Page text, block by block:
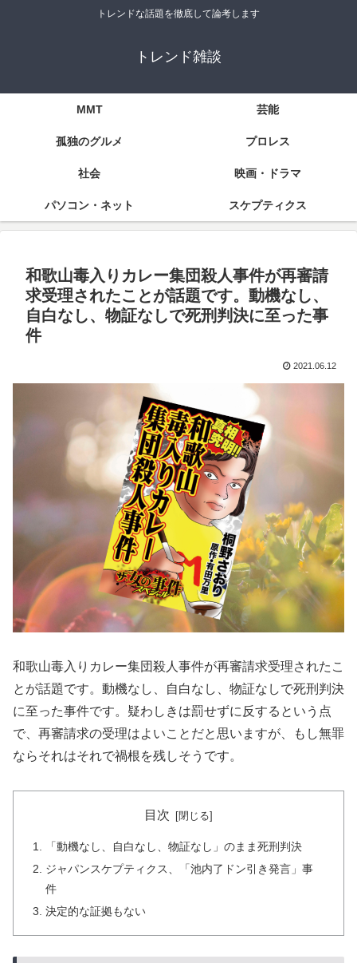
トレンドな話題を徹底して論考します
トレンド雑談
MMT 芸能
孤独のグルメ プロレス
社会 映画・ドラマ
パソコン・ネット スケプティクス
和歌山毒入りカレー集団殺人事件が再審請
求受理されたことが話題です。動機なし、
自白なし、物証なしで死刑判決に至った事
件
2021.06.12
和歌山毒入りカレー集団殺人事件が再審請求受理されたこ
とが話題です。動機なし、自白なし、物証なしで死刑判決
に至った事件です。疑わしきは罰せずに反するという点
で、再審請求の受理はよいことだと思いますが、もし無罪
ならそれはそれで禍根を残しそうです。
目次
「動機なし、自白なし、物証なし」のまま死刑判決
ジャパンスケプティクス、「池内了ドン引き発言」事
件
決定的な証拠もない